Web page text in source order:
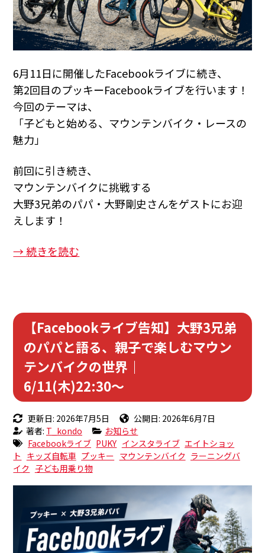
6月11日に開催したFacebookライブに続き、
第2回目のプッキーFacebookライブを行います！
今回のテーマは、
「子どもと始める、マウンテンバイク・レースの
魅力」
前回に引き続き、
マウンテンバイクに挑戦する
大野3兄弟のパパ・大野剛史さんをゲストにお迎
えします！
→ 続きを読む
【Facebookライブ告知】大野3兄弟
のパパと語る、親子で楽しむマウン
テンバイクの世界｜
6/11(木)22:30〜
更新日: 2026年7月5日
公開日: 2026年6月7日
著者: T_kondo
お知らせ
Facebookライブ PUKY インスタライブ エイトショッ
ト キッズ自転車 プッキー マウンテンバイク ラーニングバ
イク 子ども用乗り物